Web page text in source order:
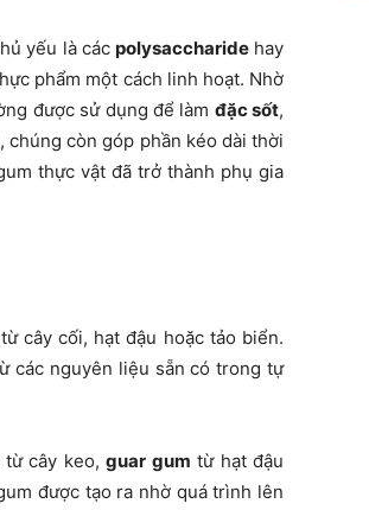
yếu là các polysaccharidehay
phẩm một cách linh hoạt. Nhờ
được sử dụng để làm đặc sốt,
, chúng còn góp phần kéo dài thời
thực vật đã trở thành phụ gia
cây cối, hạt đậu hoặc tảo biển.
các nguyên liệu sẵn có trong tự
từ cây keo, guar gum từ hạt đậu
được tạo ra nhờ quá trình lên